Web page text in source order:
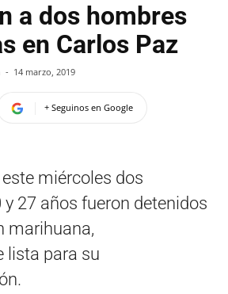
a dos hombres
en Carlos Paz
- 14 marzo, 2019
+ Seguinos en Google
miércoles dos
y 27 años fueron detenidos
marihuana,
lista para su